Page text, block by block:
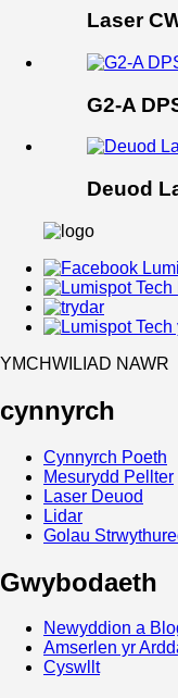
Laser
G2-A
Deuod
YMCHWILIAD NAWR
cynnyrch
Cynnyrch Poeth
Mesurydd Pellter
Laser Deuod
Lidar
Golau
Gwybodaeth
Newyddion a
Amserlen yr
Cyswllt